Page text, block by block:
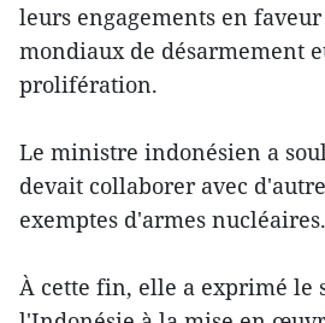
leurs engagements en
mondiaux de désarmement
prolifération.
Le ministre indonésien a
devait collaborer avec
exemptes d'armes nucléaires.
À cette fin, elle a exprimé le